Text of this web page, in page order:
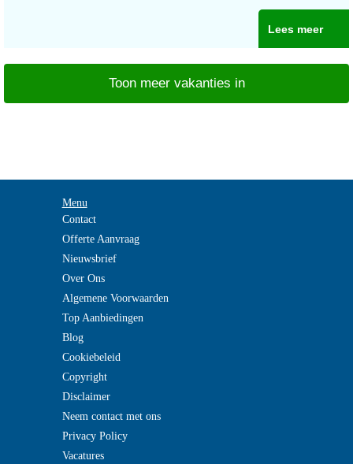
Lees meer
Toon meer vakanties in
Menu
Contact
Offerte Aanvraag
Nieuwsbrief
Over Ons
Algemene Voorwaarden
Top Aanbiedingen
Blog
Cookiebeleid
Copyright
Disclaimer
Neem contact met ons
Privacy Policy
Vacatures